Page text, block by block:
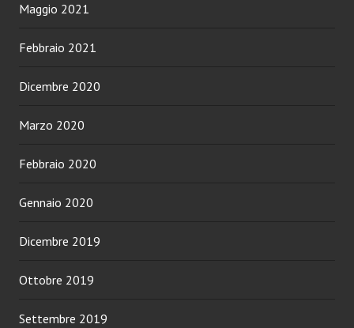
Maggio 2021
Febbraio 2021
Dicembre 2020
Marzo 2020
Febbraio 2020
Gennaio 2020
Dicembre 2019
Ottobre 2019
Settembre 2019